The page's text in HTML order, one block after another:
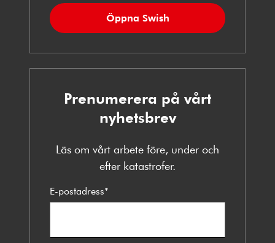
Öppna Swish
Prenumerera på vårt
nyhetsbrev
Läs om vårt arbete före, under och
efter katastrofer.
E-postadress*